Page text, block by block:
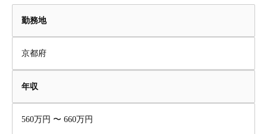
勤務地
京都府
年収
560万円 〜 660万円